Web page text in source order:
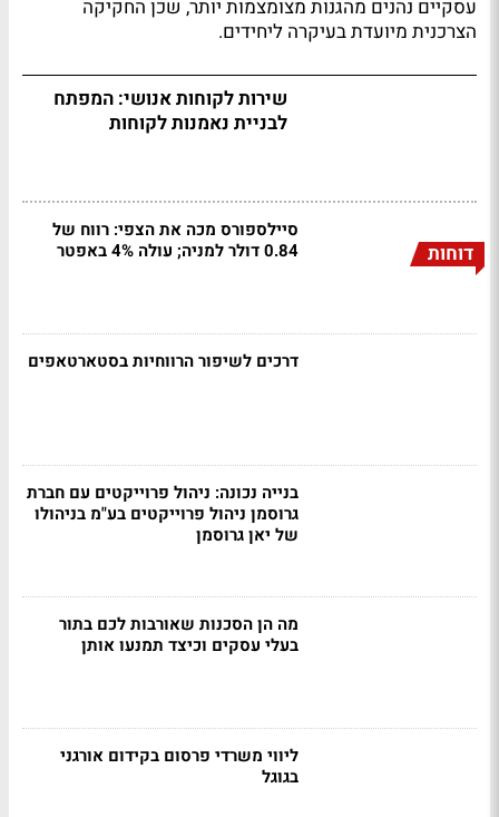
עסקיים נהנים מהגנות מצומצמות יותר, שכן החקיקה
הצרכנית מיועדת בעיקרה ליחידים.
שירות לקוחות אנושי: המפתח
לבניית נאמנות לקוחות
דוחות
סיילספורס מכה את הצפי: רווח של
0.84 דולר למניה; עולה 4% באפטר
דרכים לשיפור הרווחיות בסטארטאפים
בנייה נכונה: ניהול פרוייקטים עם חברת
גרוסמן ניהול פרוייקטים בע"מ בניהולו
של יאן גרוסמן
מה הן הסכנות שאורבות לכם בתור
בעלי עסקים וכיצד תמנעו אותן
ליווי משרדי פרסום בקידום אורגני
בגוגל